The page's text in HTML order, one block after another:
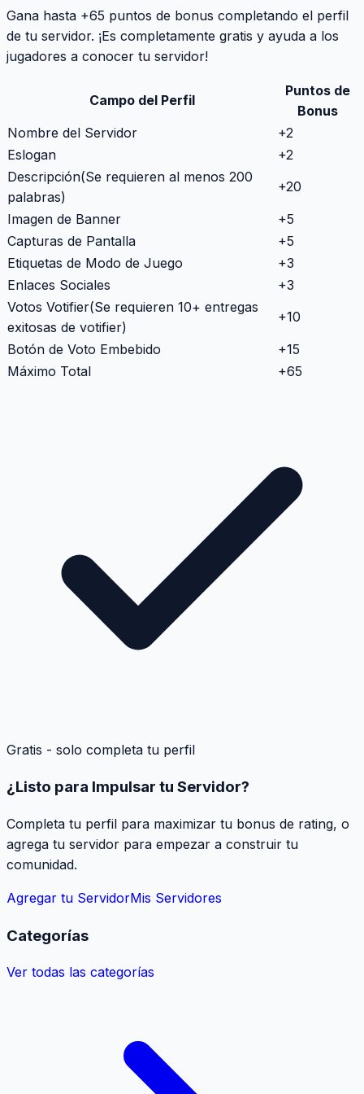
Gana hasta +65 puntos de bonus completando el perfil
de tu servidor. ¡Es completamente gratis y ayuda a los
jugadores a conocer tu servidor!
Campo del Perfil
Puntos de
Bonus
Nombre del Servidor
+2
Eslogan
+2
Descripción(Se requieren al menos 200
palabras)
+20
Imagen de Banner
+5
Capturas de Pantalla
+5
Etiquetas de Modo de Juego
+3
Enlaces Sociales
+3
Votos Votifier(Se requieren 10+ entregas
exitosas de votifier)
+10
Botón de Voto Embebido
+15
Máximo Total
+65
Gratis - solo completa tu perfil
¿Listo para Impulsar tu Servidor?
Completa tu perfil para maximizar tu bonus de rating, o
agrega tu servidor para empezar a construir tu
comunidad.
Agregar tu ServidorMis Servidores
Categorías
Ver todas las categorías